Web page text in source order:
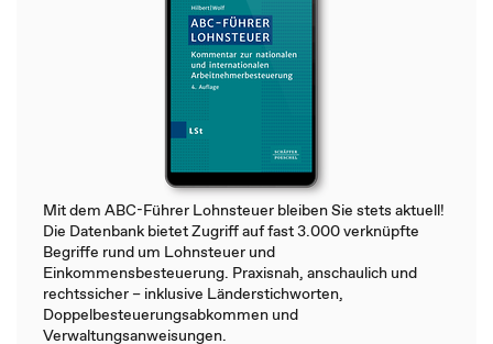
Mit dem ABC-Führer Lohnsteuer bleiben Sie stets aktuell!
Die Datenbank bietet Zugriff auf fast 3.000 verknüpfte
Begriffe rund um Lohnsteuer und
Einkommensbesteuerung. Praxisnah, anschaulich und
rechtssicher – inklusive Länderstichworten,
Doppelbesteuerungsabkommen und
Verwaltungsanweisungen.